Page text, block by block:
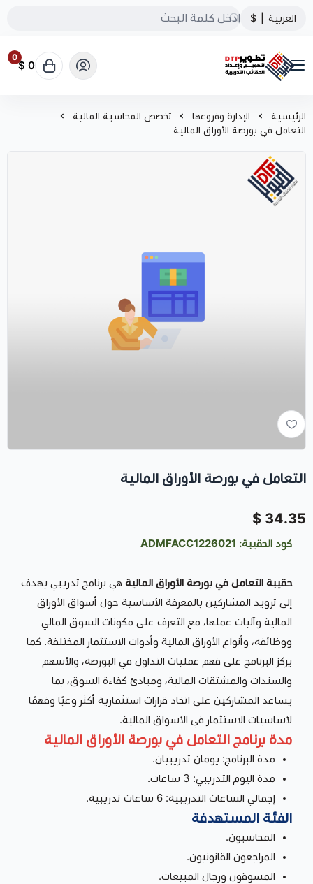
العربية $
تطوير الحقائب التدريبية
0
0 $
الرئيسية الإدارة وفروعها
تخصص المحاسبة المالية
التعامل في بورصة الأوراق المالية
التعامل في بورصة الأوراق المالية
34.35 $
كود الحقيبة: ADMFACC1226021
حقيبة التعامل في بورصة الأوراق المالية هي برنامج تدريبي يهدف
إلى تزويد المشاركين بالمعرفة الأساسية حول أسواق الأوراق
المالية وآليات عملها، مع التعرف على مكونات السوق المالي
ووظائفه، وأنواع الأوراق المالية وأدوات الاستثمار المختلفة. كما
يركز البرنامج على فهم عمليات التداول في البورصة، والأسهم
والسندات والمشتقات المالية، ومبادئ كفاءة السوق، بما
يساعد المشاركين على اتخاذ قرارات استثمارية أكثر وعيًا وفهمًا
لأساسيات الاستثمار في الأسواق المالية.
مدة برنامج التعامل في بورصة الأوراق المالية
مدة البرنامج: يومان تدريبيان.
مدة اليوم التدريبي: 3 ساعات.
إجمالي الساعات التدريبية: 6 ساعات تدريبية.
الفئة المستهدفة
المحاسبون.
المراجعون القانونيون.
المسوقون ورجال المبيعات.